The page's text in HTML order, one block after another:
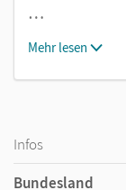
…
Mehr lesen
Infos
Bundesland